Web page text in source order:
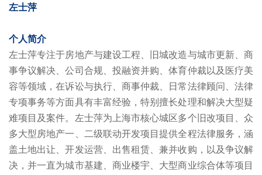
左士萍
个人简介
左士萍专注于房地产与建设工程、旧城改造与城市更新、商
事争议解决、公司合规、投融资并购、体育仲裁以及医疗美
容等领域，在诉讼与执行、商事仲裁、日常法律顾问、法律
专项事务等方面具有丰富经验，特别擅长处理和解决大型疑
难项目及案件。左士萍为上海市核心城区多个旧改项目、众
多大型房地产一、二级联动开发项目提供全程法律服务，涵
盖土地出让、开发运营、出售租赁、兼并收购，以及争议解
决，并一直为城市基建、商业楼宇、大型商业综合体等项目